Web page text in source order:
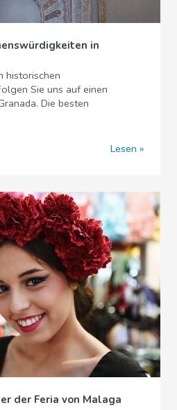
in
historischen
Sie uns auf einen
Die besten
Lesen
der Feria von Malaga